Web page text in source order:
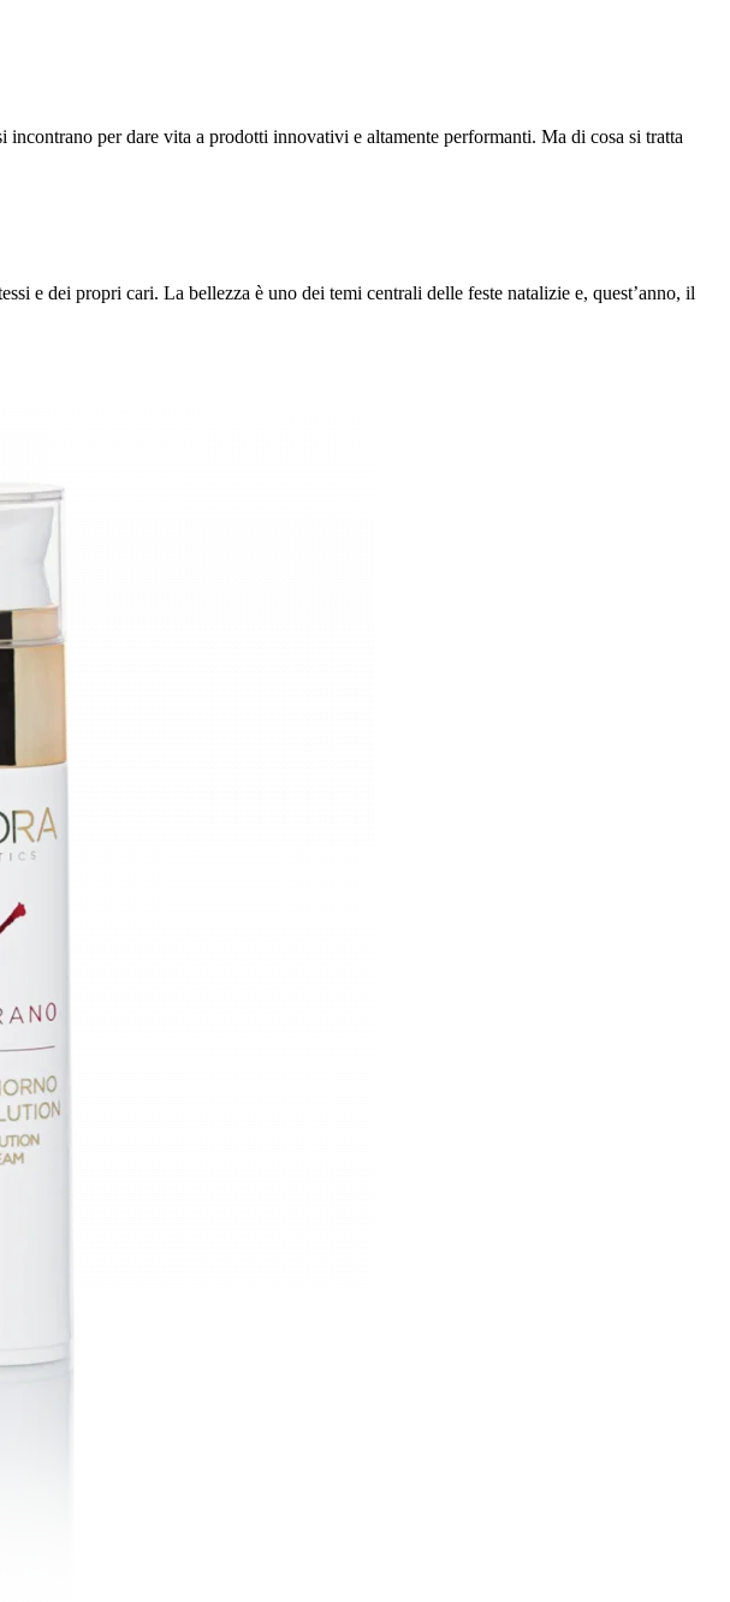
per dare vita a prodotti innovativi e altamente performanti. Ma di cosa si tratta
e dei propri cari. La bellezza è uno dei temi centrali delle feste natalizie e, quest’anno, il